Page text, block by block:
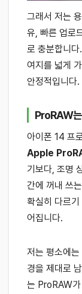
그래서 저는
유, 빠른 업로
로 충분합니
여지를 넓게
안정적입니다.
ProRAW는
아이폰 14 프
Apple
기보다, 조명
간에 꺼내 쓰
확실히 다르
어집니다.
저는 평소에
경을 제대로
는 ProRAW가